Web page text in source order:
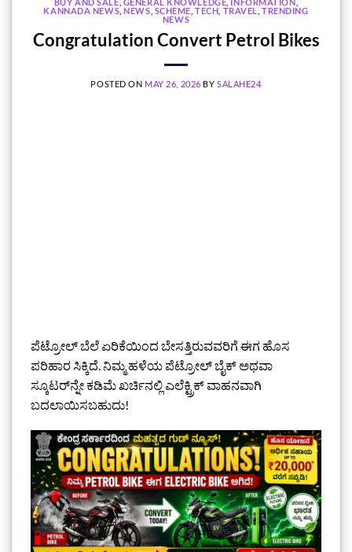
KANNADA NEWS,NEWS SCHEME ,TECH TRAVEL ,TRENDING
NEWS
Congratulation Convert Petrol Bikes
POSTED ON MAY 26, 2026 BYSALAHE24
ಪೆಟ್ರೋಲ್ ಬೆಲೆ ಏರಿಕೆಯಿಂದ ಬೇಸತ್ತಿರುವವರಿಗೆ ಈಗ ಹೊಸ
ಪರಿಹಾರ ಸಿಕ್ಕಿದೆ. ನಿಮ್ಮ ಹಳೆಯ ಪೆಟ್ರೋಲ್ ಬೈಕ್ ಅಥವಾ
ಸ್ಕೂಟರ್‌ನ್ನೇ ಕಡಿಮೆ ಖರ್ಚಿನಲ್ಲಿ ಎಲೆಕ್ಟ್ರಿಕ್ ವಾಹನವಾಗಿ
ಬದಲಾಯಿಸಬಹುದು!